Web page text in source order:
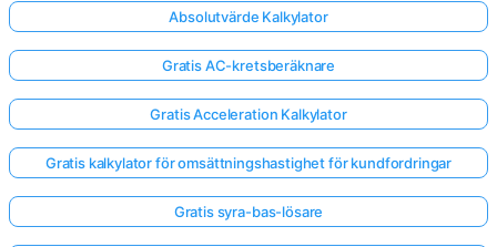
Absolutvärde Kalkylator
Gratis AC-kretsberäknare
Gratis Acceleration Kalkylator
Gratis kalkylator för omsättningshastighet för kundfordringar
Gratis syra-bas-lösare